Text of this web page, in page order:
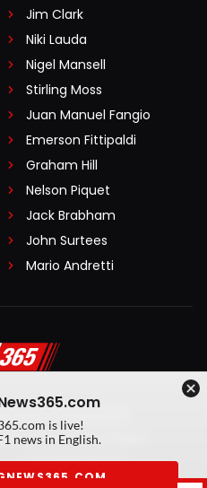
Jim Clark
Niki Lauda
Nigel Mansell
Stirling Moss
Juan Manuel Fangio
Emerson Fittipaldi
Graham Hill
Nelson Piquet
Jack Brabham
John Surtees
Mario Andretti
voorwaarden
by On Your Marks
Kansspeluitingen
is live!
news in English.